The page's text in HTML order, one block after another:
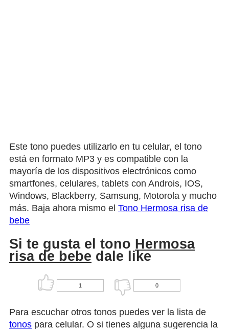
Este tono puedes utilizarlo en tu celular, el tono
está en formato MP3 y es compatible con la
mayoría de los dispositivos electrónicos como
smartfones, celulares, tablets con Androis, IOS,
Windows, Blackberry, Samsung, Motorola y mucho
más. Baja ahora mismo el Tono Hermosa risa de
bebe
Si te gusta el tono Hermosa
risa de bebe dale like
1 0
Para escuchar otros tonos puedes ver la lista de
tonos para celular. O si tienes alguna sugerencia la